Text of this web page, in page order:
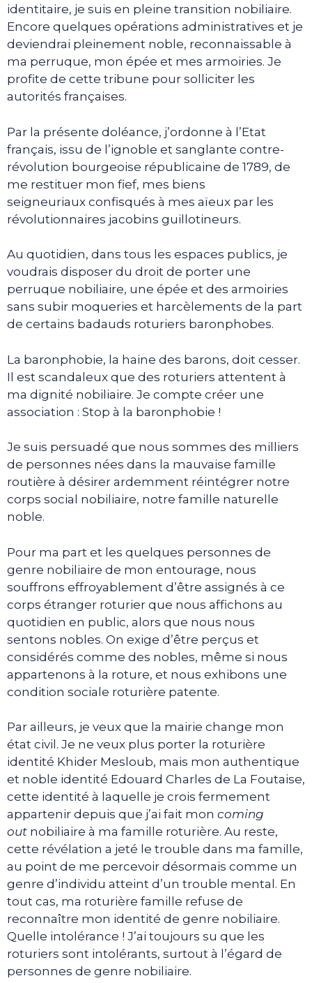
identitaire, je suis en pleine transition nobiliaire.
Encore quelques opérations administratives et je
deviendrai pleinement noble, reconnaissable à
ma perruque, mon épée et mes armoiries. Je
profite de cette tribune pour solliciter les
autorités françaises.
Par la présente doléance, j’ordonne à l’Etat
français, issu de l’ignoble et sanglante contre-
révolution bourgeoise républicaine de 1789, de
me restituer mon fief, mes biens
seigneuriaux confisqués à mes aïeux par les
révolutionnaires jacobins guillotineurs.
Au quotidien, dans tous les espaces publics, je
voudrais disposer du droit de porter une
perruque nobiliaire, une épée et des armoiries
sans subir moqueries et harcèlements de la part
de certains badauds roturiers baronphobes.
La baronphobie, la haine des barons, doit cesser.
Il est scandaleux que des roturiers attentent à
ma dignité nobiliaire. Je compte créer une
association : Stop à la baronphobie !
Je suis persuadé que nous sommes des milliers
de personnes nées dans la mauvaise famille
routière à désirer ardemment réintégrer notre
corps social nobiliaire, notre famille naturelle
noble.
Pour ma part et les quelques personnes de
genre nobiliaire de mon entourage, nous
souffrons effroyablement d’être assignés à ce
corps étranger roturier que nous affichons au
quotidien en public, alors que nous nous
sentons nobles. On exige d’être perçus et
considérés comme des nobles, même si nous
appartenons à la roture, et nous exhibons une
condition sociale roturière patente.
Par ailleurs, je veux que la mairie change mon
état civil. Je ne veux plus porter la roturière
identité Khider Mesloub, mais mon authentique
et noble identité Edouard Charles de La Foutaise,
cette identité à laquelle je crois fermement
appartenir depuis que j’ai fait mon coming
out nobiliaire à ma famille roturière. Au reste,
cette révélation a jeté le trouble dans ma famille,
au point de me percevoir désormais comme un
genre d’individu atteint d’un trouble mental. En
tout cas, ma roturière famille refuse de
reconnaître mon identité de genre nobiliaire.
Quelle intolérance ! J’ai toujours su que les
roturiers sont intolérants, surtout à l’égard de
personnes de genre nobiliaire.